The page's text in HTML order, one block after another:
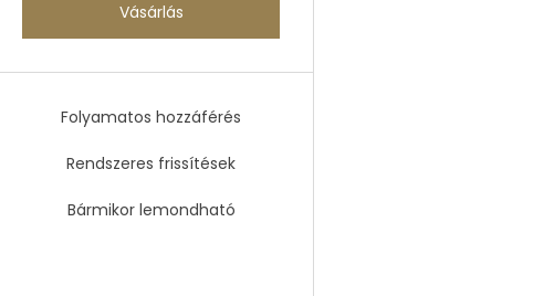
Vásárlás
Folyamatos hozzáférés
Rendszeres frissítések
Bármikor lemondható